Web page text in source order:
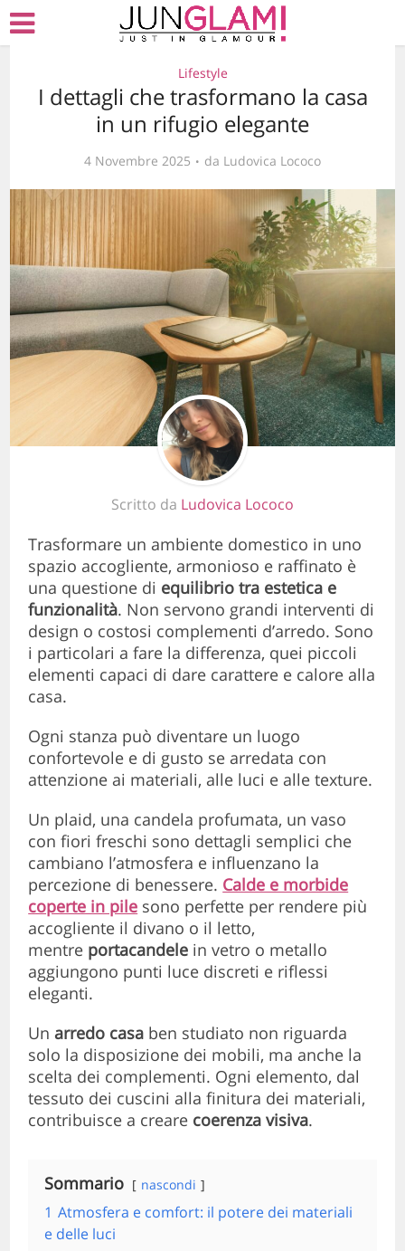
Lifestyle
I dettagli che trasformano la casa
in un rifugio elegante
4 Novembre 2025 da Ludovica Lococo
Scritto da Ludovica Lococo
Trasformare un ambiente domestico in uno
spazio accogliente, armonioso e raffinato è
una questione di equilibrio tra estetica e
funzionalità. Non servono grandi interventi di
design o costosi complementi d’arredo. Sono
i particolari a fare la differenza, quei piccoli
elementi capaci di dare carattere e calore alla
casa.
Ogni stanza può diventare un luogo
confortevole e di gusto se arredata con
attenzione ai materiali, alle luci e alle texture.
Un plaid, una candela profumata, un vaso
con fiori freschi sono dettagli semplici che
cambiano l’atmosfera e influenzano la
percezione di benessere. Calde e morbide
coperte in pile sono perfette per rendere più
accogliente il divano o il letto,
mentre portacandele in vetro o metallo
aggiungono punti luce discreti e riflessi
eleganti.
Un arredo casa ben studiato non riguarda
solo la disposizione dei mobili, ma anche la
scelta dei complementi. Ogni elemento, dal
tessuto dei cuscini alla finitura dei materiali,
contribuisce a creare coerenza visiva.
Sommario nascondi
1 Atmosfera e comfort: il potere dei materiali
e delle luci